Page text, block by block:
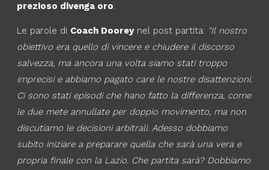
prezioso divenga oro.
Le parole di Coach Dooreynel post partita: "Il nostro
obiettivo era quello di vincere e chiudere il discorso
salvezza, ma ancora una volta siamo stati troppo
imprecisi e abbiamo pagato care le nostre disattenzioni.
Ci sono stati episodi che hano fatto la differenza, come
le due mete annullate per doppio movimento, ma non
discutiamo le decisioni arbitrali. Adesso dobbiamo
subito iniziare a preparare quella che sarà una vera e
propria finale con la Lazio. Che partita sarà? Dobbiamo